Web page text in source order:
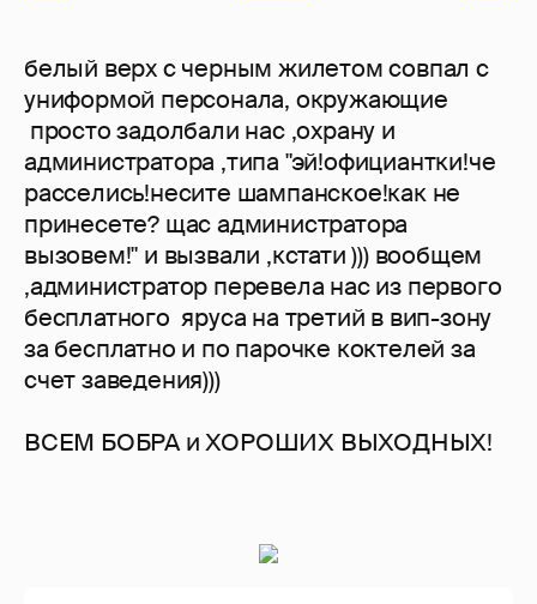
белый верх с черным жилетом совпал с
униформой персонала, окружающие
просто задолбали нас ,охрану и
администратора ,типа "эй!официантки!че
расселись!несите шампанское!как не
принесете? щас администратора
вызовем!" и вызвали ,кстати ))) вообщем
,администратор перевела нас из первого
бесплатного яруса на третий в вип-зону
за бесплатно и по парочке коктелей за
счет заведения)))
ВСЕМ БОБРА и ХОРОШИХ ВЫХОДНЫХ!